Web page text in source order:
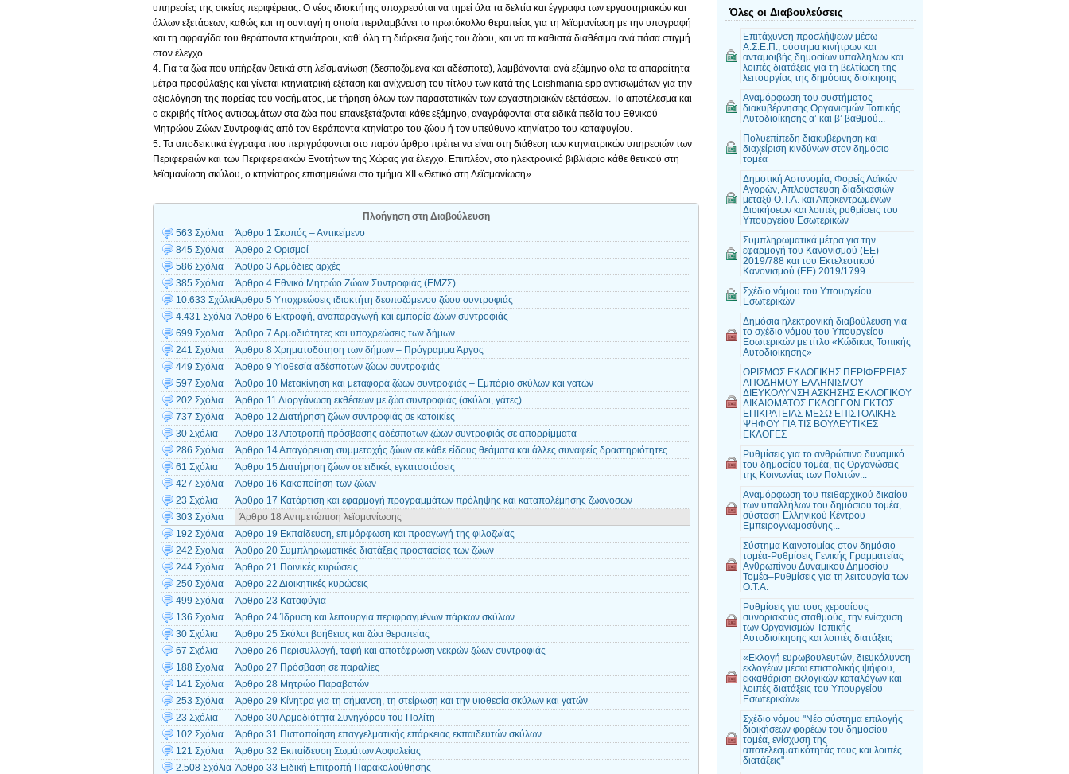
υπηρεσίες της οικείας περιφέρειας. Ο νέος ιδιοκτήτης υποχρεούται να τηρεί όλα τα δελτία και έγγραφα των εργαστηριακών και
άλλων εξετάσεων, καθώς και τη συνταγή η οποία περιλαμβάνει το πρωτόκολλο θεραπείας για τη λεϊσμανίωση με την υπογραφή
και τη σφραγίδα του θεράποντα κτηνιάτρου, καθ’ όλη τη διάρκεια ζωής του ζώου, και να τα καθιστά διαθέσιμα ανά πάσα στιγμή
στον έλεγχο.
4. Για τα ζώα που υπήρξαν θετικά στη λεϊσμανίωση (δεσποζόμενα και αδέσποτα), λαμβάνονται ανά εξάμηνο όλα τα απαραίτητα
μέτρα προφύλαξης και γίνεται κτηνιατρική εξέταση και ανίχνευση του τίτλου των κατά της Leishmania spp αντισωμάτων για την
αξιολόγηση της πορείας του νοσήματος, με τήρηση όλων των παραστατικών των εργαστηριακών εξετάσεων. Το αποτέλεσμα και
ο ακριβής τίτλος αντισωμάτων στα ζώα που επανεξετάζονται κάθε εξάμηνο, αναγράφονται στα ειδικά πεδία του Εθνικού
Μητρώου Ζώων Συντροφιάς από τον θεράποντα κτηνίατρο του ζώου ή τον υπεύθυνο κτηνίατρο του καταφυγίου.
5. Τα αποδεικτικά έγγραφα που περιγράφονται στο παρόν άρθρο πρέπει να είναι στη διάθεση των κτηνιατρικών υπηρεσιών των
Περιφερειών και των Περιφερειακών Ενοτήτων της Χώρας για έλεγχο. Επιπλέον, στο ηλεκτρονικό βιβλιάριο κάθε θετικού στη
λεϊσμανίωση σκύλου, ο κτηνίατρος επισημειώνει στο τμήμα ΧΙΙ «Θετικό στη Λεϊσμανίωση».
Πλοήγηση στη Διαβούλευση
563 Σχόλια
Άρθρο 1 Σκοπός – Αντικείμενο
845 Σχόλια
Άρθρο 2 Ορισμοί
586 Σχόλια
Άρθρο 3 Αρμόδιες αρχές
385 Σχόλια
Άρθρο 4 Εθνικό Μητρώο Ζώων Συντροφιάς (ΕΜΖΣ)
10.633 ΣχόλιαΆρθρο 5 Υποχρεώσεις ιδιοκτήτη δεσποζόμενου ζώου συντροφιάς
4.431 Σχόλια Άρθρο 6 Εκτροφή, αναπαραγωγή και εμπορία ζώων συντροφιάς
699 Σχόλια
Άρθρο 7 Αρμοδιότητες και υποχρεώσεις των δήμων
241 Σχόλια
Άρθρο 8 Χρηματοδότηση των δήμων – Πρόγραμμα Άργος
449 Σχόλια
Άρθρο 9 Υιοθεσία αδέσποτων ζώων συντροφιάς
597 Σχόλια
Άρθρο 10 Μετακίνηση και μεταφορά ζώων συντροφιάς – Εμπόριο σκύλων και γατών
202 Σχόλια
Άρθρο 11 Διοργάνωση εκθέσεων με ζώα συντροφιάς (σκύλοι, γάτες)
737 Σχόλια
Άρθρο 12 Διατήρηση ζώων συντροφιάς σε κατοικίες
30 Σχόλια
Άρθρο 13 Αποτροπή πρόσβασης αδέσποτων ζώων συντροφιάς σε απορρίμματα
286 Σχόλια
Άρθρο 14 Απαγόρευση συμμετοχής ζώων σε κάθε είδους θεάματα και άλλες συναφείς δραστηριότητες
61 Σχόλια
Άρθρο 15 Διατήρηση ζώων σε ειδικές εγκαταστάσεις
427 Σχόλια
Άρθρο 16 Κακοποίηση των ζώων
23 Σχόλια
Άρθρο 17 Κατάρτιση και εφαρμογή προγραμμάτων πρόληψης και καταπολέμησης ζωονόσων
303 Σχόλια
Άρθρο 18 Αντιμετώπιση λεϊσμανίωσης
192 Σχόλια
Άρθρο 19 Εκπαίδευση, επιμόρφωση και προαγωγή της φιλοζωίας
242 Σχόλια
Άρθρο 20 Συμπληρωματικές διατάξεις προστασίας των ζώων
244 Σχόλια
Άρθρο 21 Ποινικές κυρώσεις
250 Σχόλια
Άρθρο 22 Διοικητικές κυρώσεις
499 Σχόλια
Άρθρο 23 Καταφύγια
136 Σχόλια
Άρθρο 24 Ίδρυση και λειτουργία περιφραγμένων πάρκων σκύλων
30 Σχόλια
Άρθρο 25 Σκύλοι βοήθειας και ζώα θεραπείας
67 Σχόλια
Άρθρο 26 Περισυλλογή, ταφή και αποτέφρωση νεκρών ζώων συντροφιάς
188 Σχόλια
Άρθρο 27 Πρόσβαση σε παραλίες
141 Σχόλια
Άρθρο 28 Μητρώο Παραβατών
253 Σχόλια
Άρθρο 29 Κίνητρα για τη σήμανση, τη στείρωση και την υιοθεσία σκύλων και γατών
23 Σχόλια
Άρθρο 30 Αρμοδιότητα Συνηγόρου του Πολίτη
102 Σχόλια
Άρθρο 31 Πιστοποίηση επαγγελματικής επάρκειας εκπαιδευτών σκύλων
121 Σχόλια
Άρθρο 32 Εκπαίδευση Σωμάτων Ασφαλείας
2.508 Σχόλια Άρθρο 33 Ειδική Επιτροπή Παρακολούθησης
Όλες οι Διαβουλεύσεις
Επιτάχυνση προσλήψεων μέσω
Α.Σ.Ε.Π., σύστημα κινήτρων και
ανταμοιβής δημοσίων υπαλλήλων και
λοιπές διατάξεις για τη βελτίωση της
λειτουργίας της δημόσιας διοίκησης
Αναμόρφωση του συστήματος
διακυβέρνησης Οργανισμών Τοπικής
Αυτοδιοίκησης α’ και β’ βαθμού...
Πολυεπίπεδη διακυβέρνηση και
διαχείριση κινδύνων στον δημόσιο
τομέα
Δημοτική Αστυνομία, Φορείς Λαϊκών
Αγορών, Απλούστευση διαδικασιών
μεταξύ Ο.Τ.Α. και Αποκεντρωμένων
Διοικήσεων και λοιπές ρυθμίσεις του
Υπουργείου Εσωτερικών
Συμπληρωματικά μέτρα για την
εφαρμογή του Κανονισμού (ΕΕ)
2019/788 και του Εκτελεστικού
Κανονισμού (ΕΕ) 2019/1799
Σχέδιο νόμου του Υπουργείου
Εσωτερικών
Δημόσια ηλεκτρονική διαβούλευση για
το σχέδιο νόμου του Υπουργείου
Εσωτερικών με τίτλο «Κώδικας Τοπικής
Αυτοδιοίκησης»
ΟΡΙΣΜΟΣ ΕΚΛΟΓΙΚΗΣ ΠΕΡΙΦΕΡΕΙΑΣ
ΑΠΟΔΗΜΟΥ ΕΛΛΗΝΙΣΜΟΥ -
ΔΙΕΥΚΟΛΥΝΣΗ ΑΣΚΗΣΗΣ ΕΚΛΟΓΙΚΟΥ
ΔΙΚΑΙΩΜΑΤΟΣ ΕΚΛΟΓΕΩΝ ΕΚΤΟΣ
ΕΠΙΚΡΑΤΕΙΑΣ ΜΕΣΩ ΕΠΙΣΤΟΛΙΚΗΣ
ΨΗΦΟΥ ΓΙΑ ΤΙΣ ΒΟΥΛΕΥΤΙΚΕΣ
ΕΚΛΟΓΕΣ
Ρυθμίσεις για το ανθρώπινο δυναμικό
του δημοσίου τομέα, τις Οργανώσεις
της Κοινωνίας των Πολιτών...
Αναμόρφωση του πειθαρχικού δικαίου
των υπαλλήλων του δημόσιου τομέα,
σύσταση Ελληνικού Κέντρου
Εμπειρογνωμοσύνης...
Σύστημα Καινοτομίας στον δημόσιο
τομέα-Ρυθμίσεις Γενικής Γραμματείας
Ανθρωπίνου Δυναμικού Δημοσίου
Τομέα–Ρυθμίσεις για τη λειτουργία των
Ο.Τ.Α.
Ρυθμίσεις για τους χερσαίους
συνοριακούς σταθμούς, την ενίσχυση
των Οργανισμών Τοπικής
Αυτοδιοίκησης και λοιπές διατάξεις
«Εκλογή ευρωβουλευτών, διευκόλυνση
εκλογέων μέσω επιστολικής ψήφου,
εκκαθάριση εκλογικών καταλόγων και
λοιπές διατάξεις του Υπουργείου
Εσωτερικών»
Σχέδιο νόμου "Νέο σύστημα επιλογής
διοικήσεων φορέων του δημοσίου
τομέα, ενίσχυση της
αποτελεσματικότητάς τους και λοιπές
διατάξεις"